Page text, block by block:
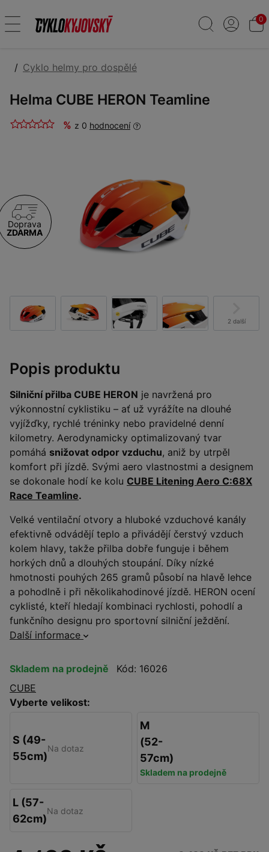
0
Cyklo helmy pro dospělé
Helma CUBE HERON Teamline
% z 0 hodnocení
Doprava
ZDARMA
2 další
Popis produktu
Silniční přilba CUBE HERON je navržená pro
výkonnostní cyklistiku – ať už vyrážíte na dlouhé
vyjížďky, rychlé tréninky nebo pravidelné denní
kilometry. Aerodynamicky optimalizovaný tvar
pomáhá snižovat odpor vzduchu, aniž by utrpěl
komfort při jízdě. Svými aero vlastnostmi a designem
se dokonale hodí ke kolu CUBE Litening Aero C:68X
Race Teamline.
Velké ventilační otvory a hluboké vzduchové kanály
efektivně odvádějí teplo a přivádějí čerstvý vzduch
kolem hlavy, takže přilba dobře funguje i během
horkých dnů a dlouhých stoupání. Díky nízké
hmotnosti pouhých 265 gramů působí na hlavě lehce
a pohodlně i při několikahodinové jízdě. HERON ocení
cyklisté, kteří hledají kombinaci rychlosti, pohodlí a
funkčního designu pro sportovní silniční ježdění.
Další informace
Skladem na prodejně
Kód: 16026
CUBE
Vyberte velikost:
S (49-
55cm)
Na dotaz
M
(52-
57cm)
Skladem na prodejně
L (57-
62cm)
Na dotaz